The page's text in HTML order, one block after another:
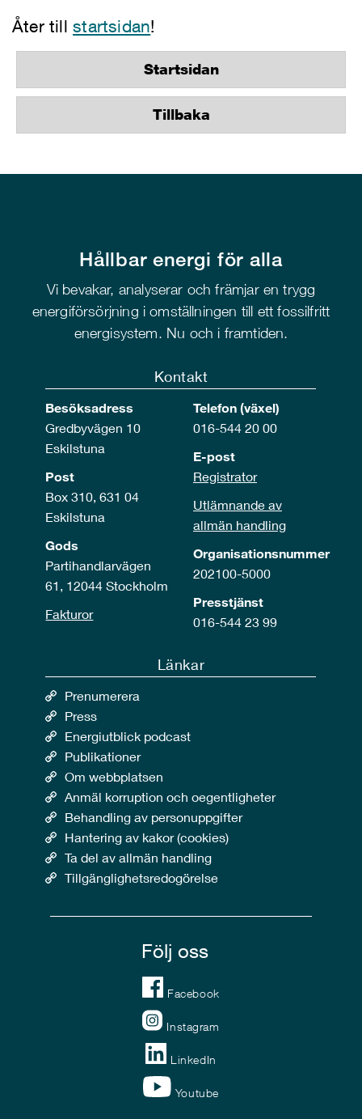
Åter tillstartsidan!
Startsidan
Tillbaka
Hållbar energi för alla
Vi bevakar, analyserar och främjar en trygg
energiförsörjning i omställningen till ett fossilfritt
energisystem. Nu och i framtiden.
Kontakt
Besöksadress
Gredbyvägen 10
Eskilstuna
Post
Box 310, 631 04
Eskilstuna
Gods
Partihandlarvägen
61, 12044 Stockholm
Fakturor
Telefon (växel)
016-544 20 00
E-post
Registrator
Utlämnande av
allmän handling
Organisationsnummer
202100-5000
Presstjänst
016-544 23 99
Länkar
Prenumerera
Press
Energiutblick podcast
Publikationer
Om webbplatsen
Anmäl korruption och oegentligheter
Behandling av personuppgifter
Hantering av kakor (cookies)
Ta del av allmän handling
Tillgänglighetsredogörelse
Följ oss
Facebook
Instagram
LinkedIn
Youtube